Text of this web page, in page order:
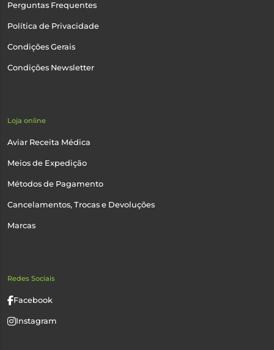
Perguntas Frequentes
Política de Privacidade
Condições Gerais
Condições Newsletter
Loja online
Aviar Receita Médica
Meios de Expedição
Métodos de Pagamento
Cancelamentos, Trocas e Devoluções
Marcas
Redes Sociais
Facebook
Instagram